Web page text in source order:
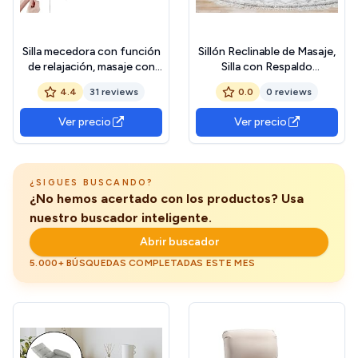
Silla mecedora con función
de relajación, masaje con
vibración y calor,
conectores USB y tipo C,
silla giratoria de piel
sintética de 360°, para
salón, dormitorio,
4.4 31 reviews
Ver precio
Sillón Reclinable de Masaje,
Silla con Respaldo
Reposabrazos, Butaca de
Relax Descanso TV,
Asiento Ajustable para
Casa, Terciopelo Gris Claro
0.0 0 reviews
Ver precio
¿SIGUES BUSCANDO?
¿No hemos acertado con los productos? Usa
nuestro buscador inteligente.
Abrir buscador
5.000+ BÚSQUEDAS COMPLETADAS ESTE MES